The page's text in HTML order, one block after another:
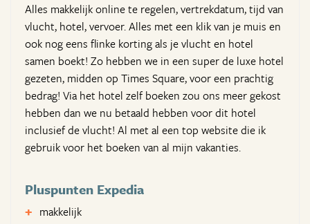
Alles makkelijk online te regelen, vertrekdatum, tijd van
vlucht, hotel, vervoer. Alles met een klik van je muis en
ook nog eens flinke korting als je vlucht en hotel
samen boekt! Zo hebben we in een super de luxe hotel
gezeten, midden op Times Square, voor een prachtig
bedrag! Via het hotel zelf boeken zou ons meer gekost
hebben dan we nu betaald hebben voor dit hotel
inclusief de vlucht! Al met al een top website die ik
gebruik voor het boeken van al mijn vakanties.
Pluspunten Expedia
makkelijk